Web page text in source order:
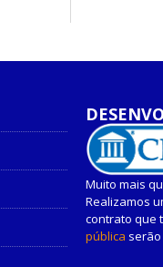
Muito mais
Realizamos
contrato que
pública